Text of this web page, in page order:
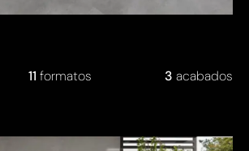
11 formatos 3 acabados